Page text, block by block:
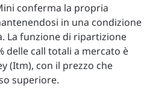
conferma la propria
in una condizione
La funzione di ripartizione
delle call totali a mercato è
(Itm), con il prezzo che
superiore.